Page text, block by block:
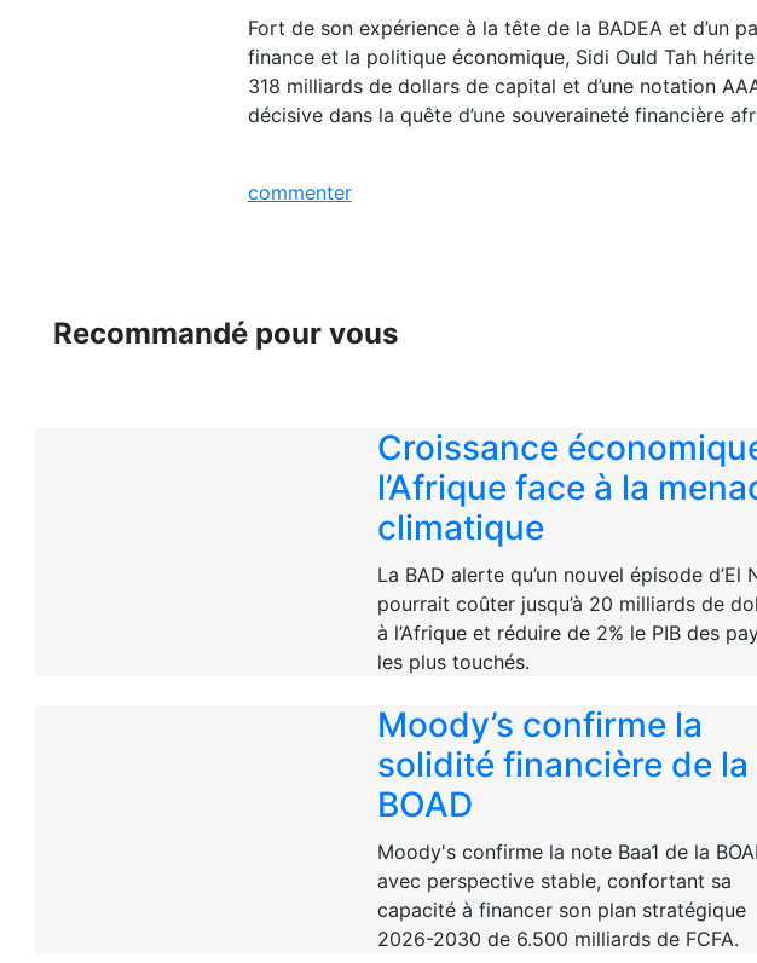
Fort de son expérience à la tête de la BADEA et d’un
finance et la politique économique, Sidi Ould Tah
318 milliards de dollars de capital et d’une notation
décisive dans la quête d’une souveraineté financière
commenter
Recommandé pour vous
Croissance
l’Afrique face à la
climatique
La BAD alerte qu’un nouvel épisode d’El
pourrait coûter jusqu’à 20 milliards de
à l’Afrique et réduire de 2% le PIB des
les plus touchés.
Moody’s confirme la
solidité financière de la
BOAD
Moody's confirme la note Baa1 de la
avec perspective stable, confortant sa
capacité à financer son plan stratégique
2026-2030 de 6.500 milliards de FCFA.